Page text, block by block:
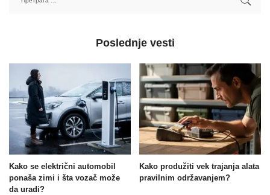
Poslednje vesti
Kako se električni automobil
ponaša zimi i šta vozač može
da uradi?
Kako produžiti vek trajanja alata
pravilnim održavanjem?